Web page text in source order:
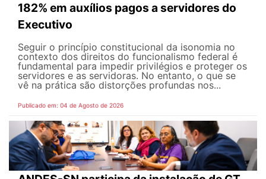
182% em auxílios pagos a servidores do
Executivo
Seguir o princípio constitucional da isonomia no
contexto dos direitos do funcionalismo federal é
fundamental para impedir privilégios e proteger os
servidores e as servidoras. No entanto, o que se
vê na prática são distorções profundas nos...
Publicado em: 04 de Agosto de 2026